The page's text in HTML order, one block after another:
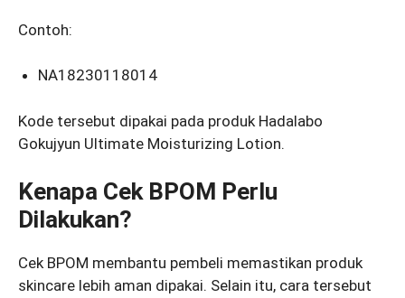
Contoh:
NA18230118014
Kode tersebut dipakai pada produk Hadalabo
Gokujyun Ultimate Moisturizing Lotion.
Kenapa Cek BPOM Perlu
Dilakukan?
Cek BPOM membantu pembeli memastikan produk
skincare lebih aman dipakai. Selain itu, cara tersebut